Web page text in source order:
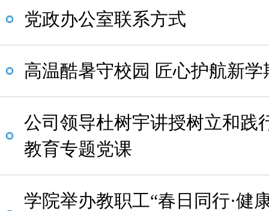
党政办公室联系方式
高温酷暑守校园 匠心护航新学
公司领导杜树宇讲授树立和践
教育专题党课
学院举办教职工“春日同行·健